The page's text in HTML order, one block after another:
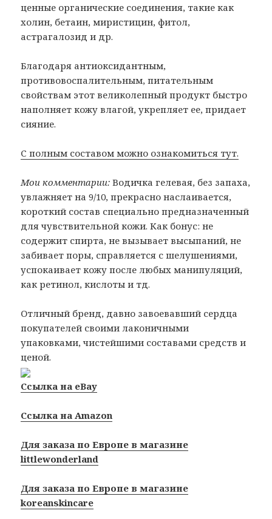
ценные органические соединения, такие как
холин, бетаин, миристицин, фитол,
астрагалозид и др.
Благодаря антиоксидантным,
противовоспалительным, питательным
свойствам этот великолепный продукт быстро
наполняет кожу влагой, укрепляет ее, придает
сияние.
С полным составом можно ознакомиться тут.
Мои комментарии: Водичка гелевая, без запаха,
увлажняет на 9/10, прекрасно наслаивается,
короткий состав специально предназначенный
для чувствительной кожи. Как бонус: не
содержит спирта, не вызывает высыпаний, не
забивает поры, справляется с шелушениями,
успокаивает кожу после любых манипуляций,
как ретинол, кислоты и тд.
Отличный бренд, давно завоевавший сердца
покупателей своими лаконичными
упаковками, чистейшими составами средств и
ценой.
Ссылка на eBay
Ссылка на Amazon
Для заказа по Европе в магазине
littlewonderland
Для заказа по Европе в магазине
koreanskincare